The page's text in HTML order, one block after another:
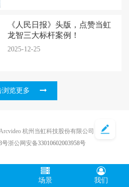
《人民日报》头版，点赞当虹
龙智三大标杆案例！
2025-12-25
浏览更多
杭州当虹科技股份有限公司
号浙公网安备33010602003958号
场景 我们